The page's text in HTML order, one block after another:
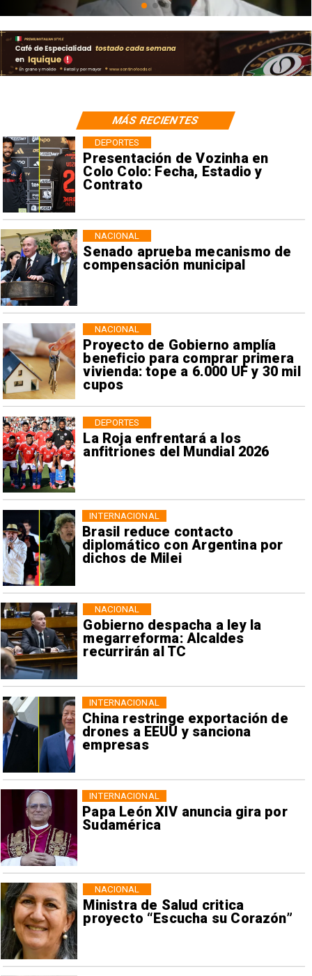
Presentación de Vozinha en
Colo Colo: Fecha, Estadio y
Contrato
DEPORTES
Senado aprueba mecanismo de
compensación municipal
NACIONAL
Proyecto de Gobierno amplía
beneficio para comprar primera
vivienda: tope a 6.000 UF y 30 mil
cupos
NACIONAL
La Roja enfrentará a los
anfitriones del Mundial 2026
DEPORTES
Brasil reduce contacto
diplomático con Argentina por
dichos de Milei
INTERNACIONAL
Gobierno despacha a ley la
megarreforma: Alcaldes
recurrirán al TC
NACIONAL
China restringe exportación de
drones a EEUU y sanciona
empresas
INTERNACIONAL
Papa León XIV anuncia gira por
Sudamérica
INTERNACIONAL
Ministra de Salud critica
proyecto “Escucha su Corazón”
NACIONAL
MÁS RECIENTES